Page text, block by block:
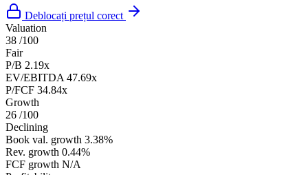
Deblocați prețul corect
Valuation
38 /100
Fair
P/B 2.19x
EV/EBITDA 47.69x
P/FCF 34.84x
Growth
26 /100
Declining
Book val. growth 3.38%
Rev. growth 0.44%
FCF growth N/A